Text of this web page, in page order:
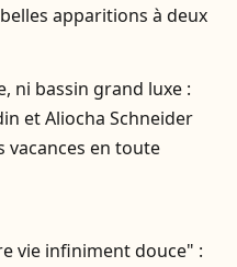
apparitions à deux
ni bassin grand luxe :
et Aliocha Schneider
vacances en toute
vie infiniment douce" :